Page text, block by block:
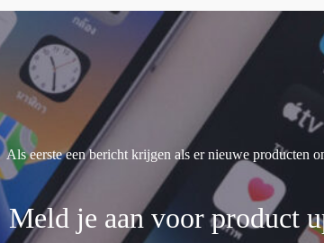
Als eerste een bericht krijgen als er nieuwe producten
Meld je aan voor product